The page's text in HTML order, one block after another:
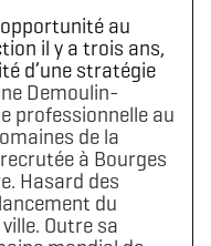
opportunité au
il y a trois ans,
d’une stratégie
Demoulin-
professionnelle au
de la
à Bourges
Hasard des
du
Outre sa